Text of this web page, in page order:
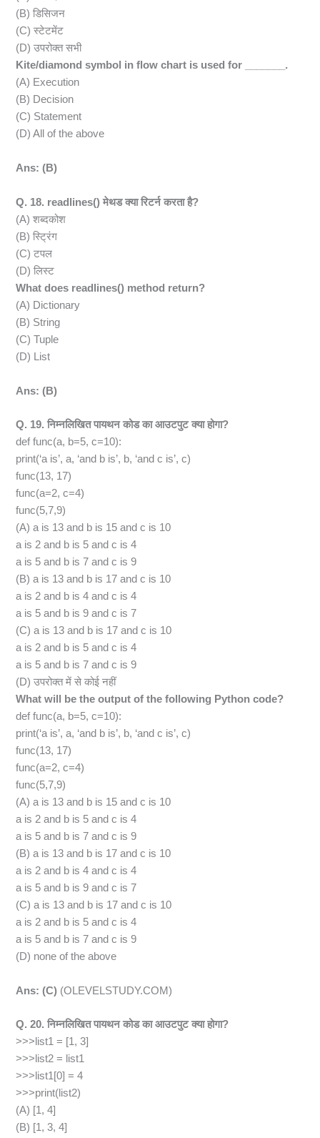
(B) डिसिजन
(C) स्टेटमेंट
(D) उपरोक्त सभी
Kite/diamond symbol in flow chart is used for _______.
(A) Execution
(B) Decision
(C) Statement
(D) All of the above
Ans: (B)
Q. 18. readlines() मेथड क्या रिटर्न करता है?
(A) शब्दकोश
(B) स्ट्रिंग
(C) टपल
(D) लिस्ट
What does readlines() method return?
(A) Dictionary
(B) String
(C) Tuple
(D) List
Ans: (B)
Q. 19. निम्नलिखित पायथन कोड का आउटपुट क्या होगा?
def func(a, b=5, c=10):
print(‘a is’, a, ‘and b is’, b, ‘and c is’, c)
func(13, 17)
func(a=2, c=4)
func(5,7,9)
(A) a is 13 and b is 15 and c is 10
a is 2 and b is 5 and c is 4
a is 5 and b is 7 and c is 9
(B) a is 13 and b is 17 and c is 10
a is 2 and b is 4 and c is 4
a is 5 and b is 9 and c is 7
(C) a is 13 and b is 17 and c is 10
a is 2 and b is 5 and c is 4
a is 5 and b is 7 and c is 9
(D) उपरोक्त में से कोई नहीं
What will be the output of the following Python code?
def func(a, b=5, c=10):
print(‘a is’, a, ‘and b is’, b, ‘and c is’, c)
func(13, 17)
func(a=2, c=4)
func(5,7,9)
(A) a is 13 and b is 15 and c is 10
a is 2 and b is 5 and c is 4
a is 5 and b is 7 and c is 9
(B) a is 13 and b is 17 and c is 10
a is 2 and b is 4 and c is 4
a is 5 and b is 9 and c is 7
(C) a is 13 and b is 17 and c is 10
a is 2 and b is 5 and c is 4
a is 5 and b is 7 and c is 9
(D) none of the above
Ans: (C) (OLEVELSTUDY.COM)
Q. 20. निम्नलिखित पायथन कोड का आउटपुट क्या होगा?
>>>list1 = [1, 3]
>>>list2 = list1
>>>list1[0] = 4
>>>print(list2)
(A) [1, 4]
(B) [1, 3, 4]